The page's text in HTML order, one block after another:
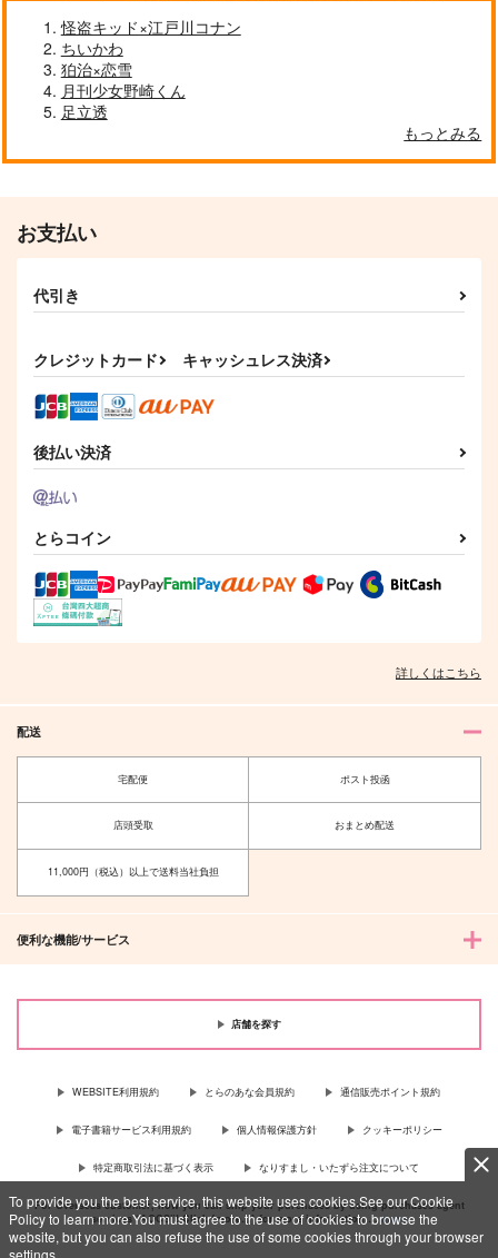
To provide you the best service, this website uses cookies.See our Cookie
Policy to learn more.You must agree to the use of cookies to browse the
website, but you can also refuse the use of some cookies through your browser
settings.
怪盗キッド×江戸川コナン
ちいかわ
狛治×恋雪
月刊少女野崎くん
足立透
もっとみる
お支払い
代引き
クレジットカード キャッシュレス決済
後払い決済
とらコイン
詳しくはこちら
配送
宅配便 ポスト投函
店頭受取 おまとめ配送
11,000円（税込）以上で送料当社負担
便利な機能/サービス
店舗を探す
WEBSITE利用規約 とらのあな会員規約 通信販売ポイント規約
電子書籍サービス利用規約 個人情報保護方針 クッキーポリシー
特定商取引法に基づく表示 なりすまし・いたずら注文について
For Overseas customer, now you can ship your purchases by using purchases agent
services “AOCS”! Click {more…} for more information …more